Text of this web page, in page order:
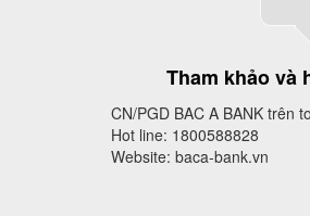
Tham khảo và
CN/PGD BAC A BANK trên
Hot line: 1800588828
Website: baca-bank.vn